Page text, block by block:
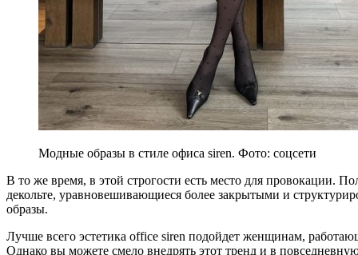
Модные образы в стиле офиса siren. Фото: соцсети
В то же время, в этой строгости есть место для провокации.
декольте, уравновешивающиеся более закрытыми и
образы.
Лучше всего эстетика office siren подойдет женщинам,
Однако вы можете смело внедрять этот тренд и в